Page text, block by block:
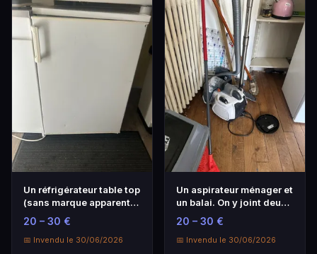
Un réfrigérateur table top
(sans marque apparente)
Sur désig…
20 – 30 €
📅 Invendu le 30/06/2026
Un aspirateur ménager et
un balai. On y joint deux
petites p…
20 – 30 €
📅 Invendu le 30/06/2026